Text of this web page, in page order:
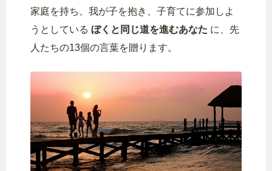
家庭を持ち、我が子を抱き、子育てに参加しよ
うとしている ぼくと同じ道を進むあなた に、先
人たちの13個の言葉を贈ります。